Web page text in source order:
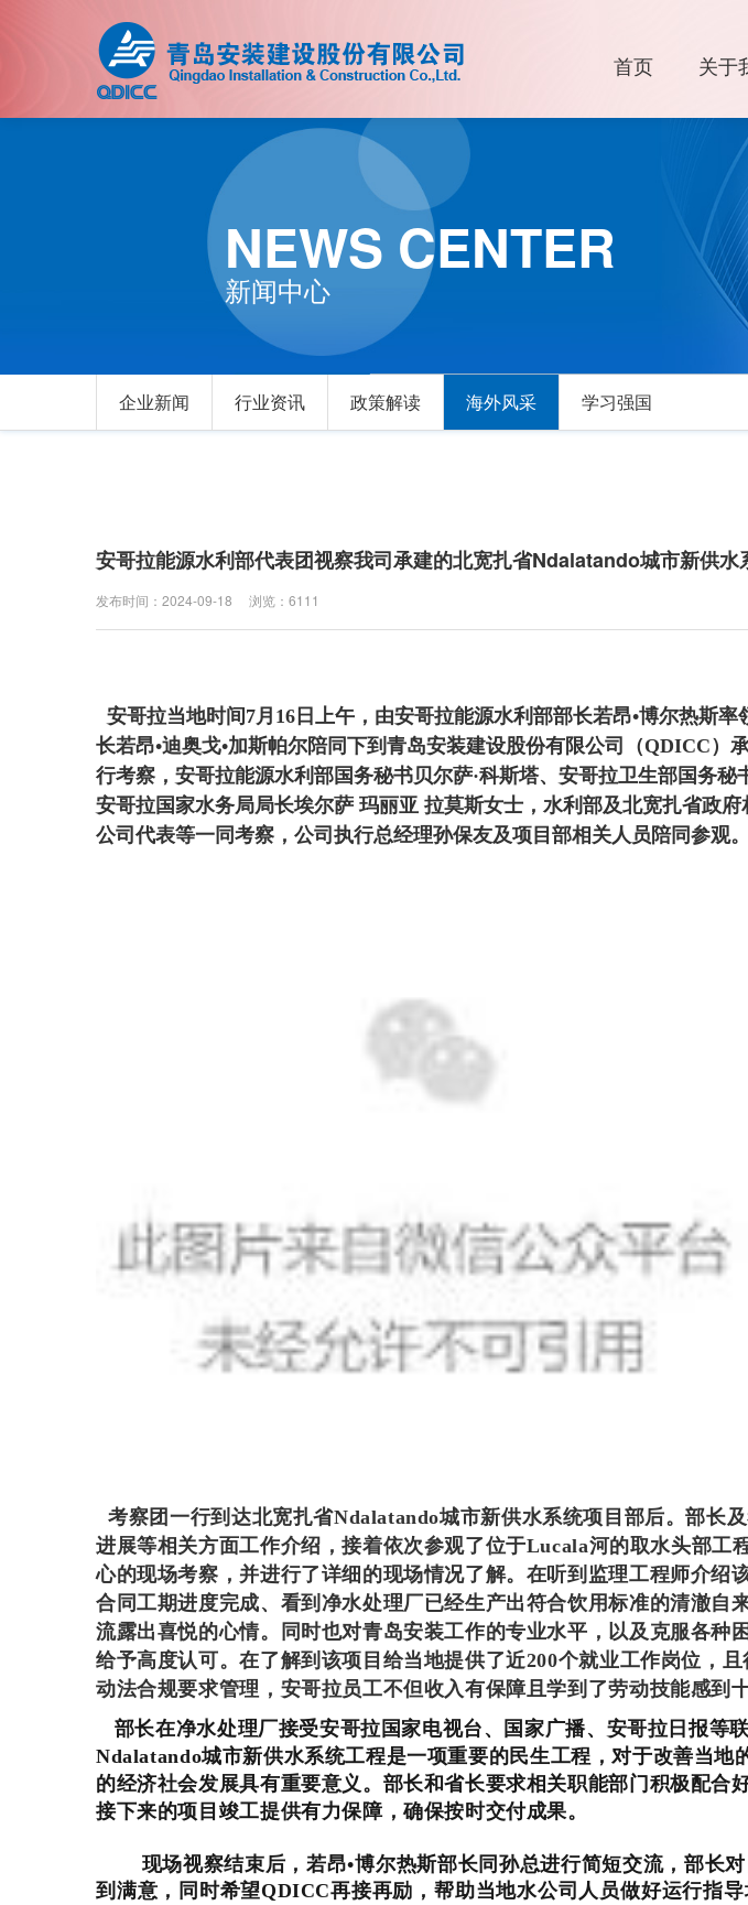
首页 关于
NEWS CENTER
新闻中心
企业新闻 行业资讯 政策解读 海外风采 学习强国
安哥拉能源水利部代表团视察我司承建的北宽扎省Ndalatando城市新供水
发布时间：2024-09-18 浏览：6111
安哥拉当地时间7月16日上午，由安哥拉能源水利部部长若昂•博尔热斯
长若昂•迪奥戈•加斯帕尔陪同下到青岛安装建设股份有限公司（QDICC）
行考察，安哥拉能源水利部国务秘书贝尔萨·科斯塔、安哥拉卫生部国务秘
安哥拉国家水务局局长埃尔萨 玛丽亚 拉莫斯女士，水利部及北宽扎省政
公司代表等一同考察，公司执行总经理孙保友及项目部相关人员陪同参观。
考察团一行到达北宽扎省Ndalatando城市新供水系统项目部后。部长
进展等相关方面工作介绍，接着依次参观了位于Lucala河的取水头部工
心的现场考察，并进行了详细的现场情况了解。在听到监理工程师介绍
合同工期进度完成、看到净水处理厂已经生产出符合饮用标准的清澈自
流露出喜悦的心情。同时也对青岛安装工作的专业水平，以及克服各种
给予高度认可。在了解到该项目给当地提供了近200个就业工作岗位，
动法合规要求管理，安哥拉员工不但收入有保障且学到了劳动技能感到十
部长在净水处理厂接受安哥拉国家电视台、国家广播、安哥拉日报等
Ndalatando城市新供水系统工程是一项重要的民生工程，对于改善当地
的经济社会发展具有重要意义。部长和省长要求相关职能部门积极配合
接下来的项目竣工提供有力保障，确保按时交付成果。
现场视察结束后，若昂•博尔热斯部长同孙总进行简短交流，部长
到满意，同时希望QDICC再接再励，帮助当地水公司人员做好运行指
住房和城乡建设部办公厅 关于开展
2019年住房和城乡建设系统 “安全生产
月”活动的通知
济南北部生物质热电联产锅炉项目
完成吊装